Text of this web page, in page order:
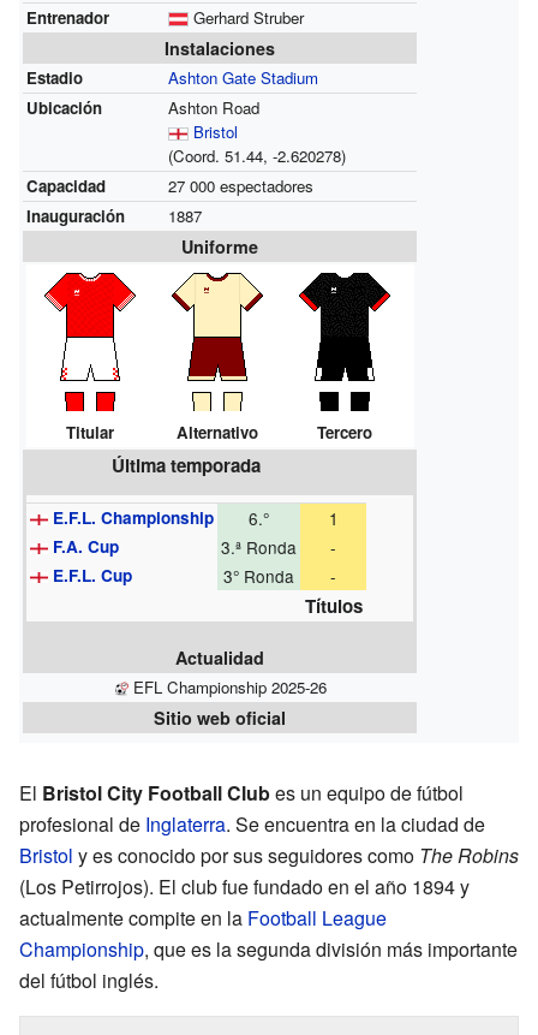
Entrenador
Gerhard Struber
Instalaciones
Estadio
Ashton Gate Stadium
Ubicación
Ashton Road
Bristol
(Coord. 51.44, -2.620278)
Capacidad
27 000 espectadores
Inauguración
1887
Uniforme
Titular Alternativo Tercero
Última temporada
E.F.L. Championship 6.° 1
F.A. Cup 3.ª Ronda -
E.F.L. Cup 3° Ronda -
Títulos
Actualidad
EFL Championship 2025-26
Sitio web oficial
El Bristol City Football Clubes un equipo de fútbol
profesional de Inglaterra. Se encuentra en la ciudad de
Bristol y es conocido por sus seguidores como The Robins
(Los Petirrojos). El club fue fundado en el año 1894 y
actualmente compite en la Football League
Championship, que es la segunda división más importante
del fútbol inglés.